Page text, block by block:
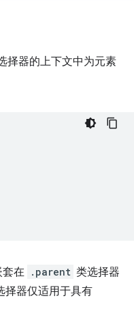
择器的上下文中为元素
套在 .parent 类选择器
择器仅适用于具有